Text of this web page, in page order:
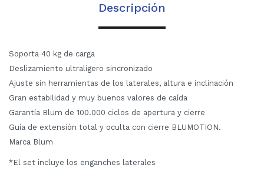
Descripción
Soporta 40 kg de carga
Deslizamiento ultraligero sincronizado
Ajuste sin herramientas de los laterales, altura e inclinación
Gran estabilidad y muy buenos valores de caída
Garantía Blum de 100.000 ciclos de apertura y cierre
Guía de extensión total y oculta con cierre BLUMOTION.
Marca Blum
*El set incluye los enganches laterales